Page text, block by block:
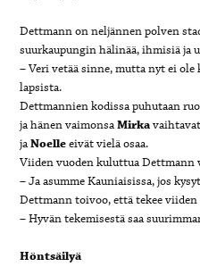
Dettmann on neljännen polven
suurkaupungin hälinää, ihmisiä ja
– Veri vetää sinne, mutta nyt ei ole
lapsista.
Dettmannien kodissa puhutaan
ja hänen vaimonsaMirka
jaNoelleeivät vielä osaa.
Viiden vuoden kuluttua Dettmann
– Ja asumme Kauniaisissa, jos
Dettmann toivoo, että tekee
– Hyvän tekemisestä saa
Höntsäilyä